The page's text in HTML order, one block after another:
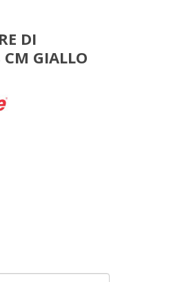
DI
CM GIALLO